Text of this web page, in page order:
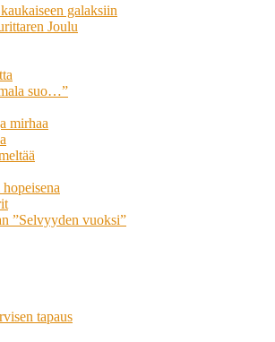
galaksiin
Joulu
suo…”
mirhaa
”Selvyyden vuoksi”
tapaus